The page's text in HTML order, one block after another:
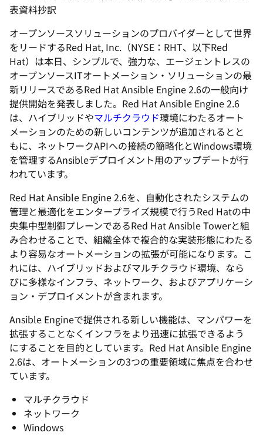
表資料抄訳
オープンソースソリューションのプロバイダーとして世界
をリードするRed Hat, Inc.（NYSE：RHT、以下Red
Hat）は本日、シンプルで、強力な、エージェントレスの
オープンソースITオートメーション・ソリューションの最
新リリースであるRed Hat Ansible Engine 2.6の一般向け
提供開始を発表しました。Red Hat Ansible Engine 2.6
は、ハイブリッドやマルチクラウド環境にわたるオート
メーションのための新しいコンテンツが追加されるとと
もに、ネットワークAPIへの接続の簡略化とWindows環境
を管理するAnsibleデプロイメント用のアップデートが行
われています。
Red Hat Ansible Engine 2.6を、自動化されたシステムの
管理と最適化をエンタープライズ規模で行うRed Hatの中
央集中型制御プレーンであるRed Hat Ansible Towerと組
み合わせることで、組織全体で複合的な実装形態にわたる
より容易なオートメーションの拡張が可能になります。こ
れには、ハイブリッドおよびマルチクラウド環境、なら
びに多様なインフラ、ネットワーク、およびアプリケーシ
ョン・デプロイメントが含まれます。
Ansible Engineで提供される新しい機能は、マンパワーを
拡張することなくインフラをより迅速に拡張できるよう
にすることを目的としています。Red Hat Ansible Engine
2.6は、オートメーションの3つの重要領域に焦点を合わせ
ています。
マルチクラウド
ネットワーク
Windows